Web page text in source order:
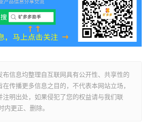
布信息均整理自互联网具有公开性、共享性的
传播更多信息之目的，不代表本网站立场，
注明出处，如果侵犯了您的权益请与我们联
更正、删除。